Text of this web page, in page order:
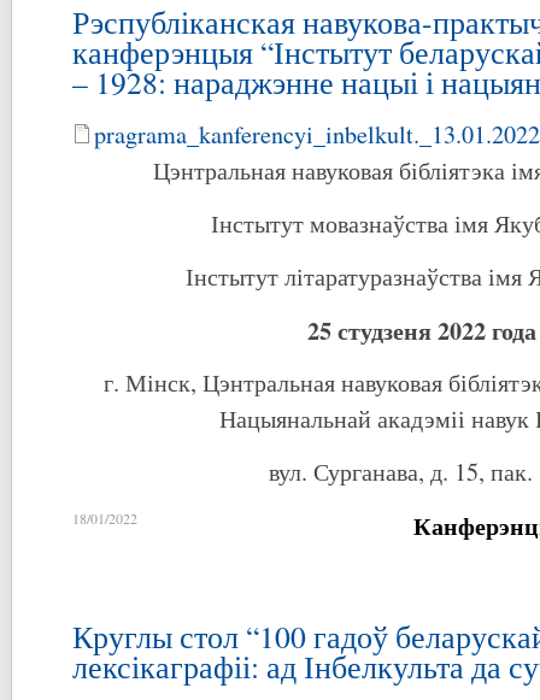
Рэспубліканская навукова-
канферэнцыя “Інстытут
– 1928: нараджэнне нацыі і
Цэнтральная навуковая бібліятэка
Інстытут мовазнаўства імя
Інстытут літаратуразнаўства
25 студзеня 2022 года
г. Мінск, Цэнтральная навуковая
Нацыянальнай акадэміі навук
вул. Сурганава, д. 15,
18/01/2022
Круглы стол “100 гадоў
лексікаграфіі: ад Інбелкульта да